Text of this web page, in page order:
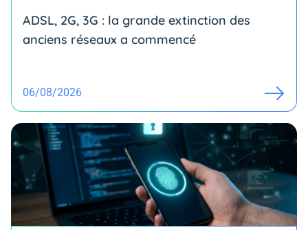
ADSL, 2G, 3G : la grande extinction des
anciens réseaux a commencé
06/08/2026